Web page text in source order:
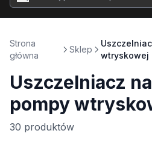
Strona
główna
Sklep
wtryskowej
Uszczelniacz
pompy
30 produktów